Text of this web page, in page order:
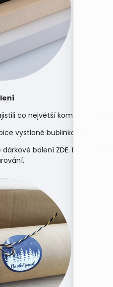
co největší komfort,
vystlané bublinkovou fólií.
balení ZDE. Díky